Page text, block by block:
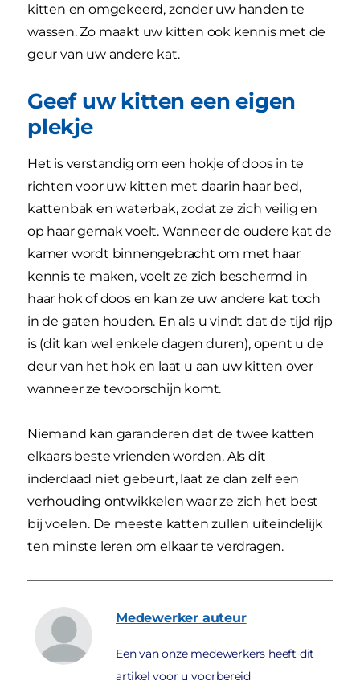
kitten en omgekeerd, zonder uw handen te
wassen. Zo maakt uw kitten ook kennis met de
geur van uw andere kat.
Geef uw kitten een eigen
plekje
Het is verstandig om een hokje of doos in te
richten voor uw kitten met daarin haar bed,
kattenbak en waterbak, zodat ze zich veilig en
op haar gemak voelt. Wanneer de oudere kat de
kamer wordt binnengebracht om met haar
kennis te maken, voelt ze zich beschermd in
haar hok of doos en kan ze uw andere kat toch
in de gaten houden. En als u vindt dat de tijd rijp
is (dit kan wel enkele dagen duren), opent u de
deur van het hok en laat u aan uw kitten over
wanneer ze tevoorschijn komt.
Niemand kan garanderen dat de twee katten
elkaars beste vrienden worden. Als dit
inderdaad niet gebeurt, laat ze dan zelf een
verhouding ontwikkelen waar ze zich het best
bij voelen. De meeste katten zullen uiteindelijk
ten minste leren om elkaar te verdragen.
Medewerker auteur
Een van onze medewerkers heeft dit
artikel voor u voorbereid